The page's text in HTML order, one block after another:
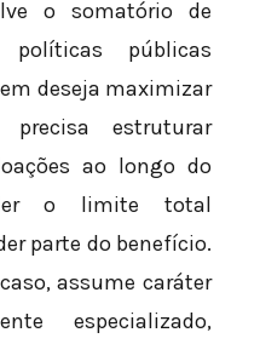
o somatório de
públicas
deseja maximizar
estruturar
ao longo do
o limite total
parte do benefício.
assume caráter
especializado,